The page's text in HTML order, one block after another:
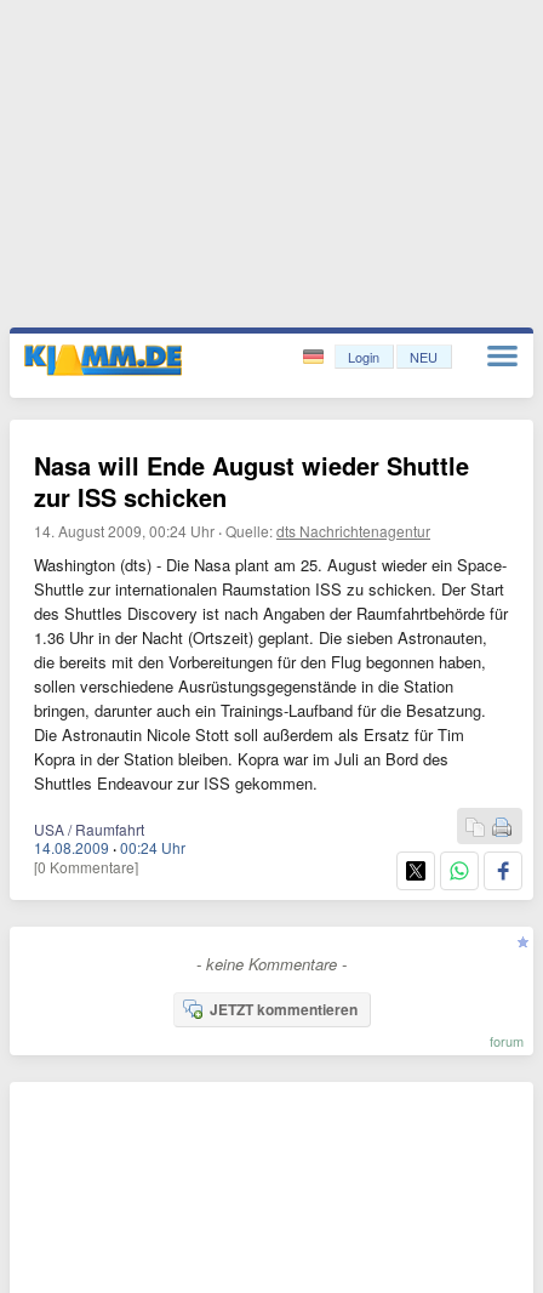
Login NEU
Nasa will Ende August wieder Shuttle
zur ISS schicken
14. August 2009, 00:24 Uhr ·Quelle:dts Nachrichtenagentur
Washington (dts) - Die Nasa plant am 25. August wieder ein Space-
Shuttle zur internationalen Raumstation ISS zu schicken. Der Start
des Shuttles Discovery ist nach Angaben der Raumfahrtbehörde für
1.36 Uhr in der Nacht (Ortszeit) geplant. Die sieben Astronauten,
die bereits mit den Vorbereitungen für den Flug begonnen haben,
sollen verschiedene Ausrüstungsgegenstände in die Station
bringen, darunter auch ein Trainings-Laufband für die Besatzung.
Die Astronautin Nicole Stott soll außerdem als Ersatz für Tim
Kopra in der Station bleiben. Kopra war im Juli an Bord des
Shuttles Endeavour zur ISS gekommen.
USA / Raumfahrt
14.08.2009 ·00:24 Uhr
[0 Kommentare]
- keine Kommentare -
JETZT kommentieren
forum